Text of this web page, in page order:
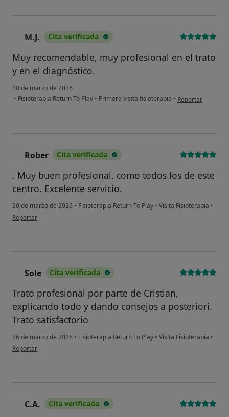
M.J. Cita verificada
Muy recomendable, muy profesional en el trato
y en el diagnóstico.
30 de marzo de 2026
• Fisioterapia Return To Play • Primera visita fisioterapia • en opinión del
Reportar
Rober Cita verificada
. Muy buen profesional, como todos los de este
centro. Excelente servicio.
30 de marzo de 2026 • Fisioterapia Return To Play • Visita Fisioterapia •
en opinión del usuario Rober
Reportar
Sole Cita verificada
Trato profesional por parte de Cristian,
explicando todo y dando consejos a posteriori.
Trato satisfactorio
26 de marzo de 2026 • Fisioterapia Return To Play • Visita Fisioterapia •
en opinión del usuario Sole
Reportar
C.A. Cita verificada